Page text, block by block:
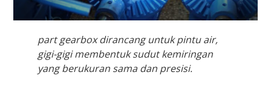
part gearbox dirancang untuk pintu air,
gigi-gigi membentuk sudut kemiringan
yang berukuran sama dan presisi.